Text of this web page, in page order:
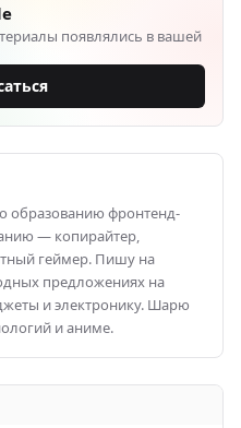
появлялись в вашей
образованию фронтенд-
— копирайтер,
геймер. Пишу на
предложениях на
и электронику. Шарю
и аниме.